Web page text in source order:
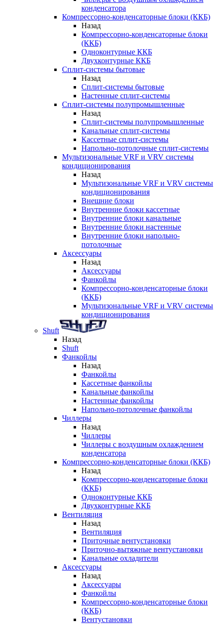
конденсатора
Компрессорно-конденсаторные блоки (ККБ)
Назад
Компрессорно-конденсаторные блоки
(ККБ)
Одноконтурные ККБ
Двухконтурные ККБ
Сплит-системы бытовые
Назад
Сплит-системы бытовые
Настенные сплит-системы
Сплит-системы полупромышленные
Назад
Сплит-системы полупромышленные
Канальные сплит-системы
Кассетные сплит-системы
Напольно-потолочные сплит-системы
Мультизональные VRF и VRV системы
кондиционирования
Назад
Мультизональные VRF и VRV системы
кондиционирования
Внешние блоки
Внутренние блоки кассетные
Внутренние блоки канальные
Внутренние блоки настенные
Внутренние блоки напольно-
потолочные
Аксессуары
Назад
Аксессуары
Фанкойлы
Компрессорно-конденсаторные блоки
(ККБ)
Мультизональные VRF и VRV системы
кондиционирования
Shuft
Назад
Shuft
Фанкойлы
Назад
Фанкойлы
Кассетные фанкойлы
Канальные фанкойлы
Настенные фанкойлы
Напольно-потолочные фанкойлы
Чиллеры
Назад
Чиллеры
Чиллеры с воздушным охлаждением
конденсатора
Компрессорно-конденсаторные блоки (ККБ)
Назад
Компрессорно-конденсаторные блоки
(ККБ)
Одноконтурные ККБ
Двухконтурные ККБ
Вентиляция
Назад
Вентиляция
Приточные вентустановки
Приточно-вытяжные вентустановки
Канальные охладители
Аксессуары
Назад
Аксессуары
Фанкойлы
Компрессорно-конденсаторные блоки
(ККБ)
Вентустановки